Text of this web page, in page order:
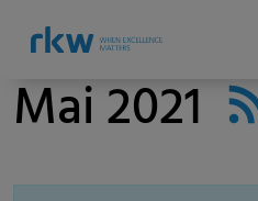
Mai 2021